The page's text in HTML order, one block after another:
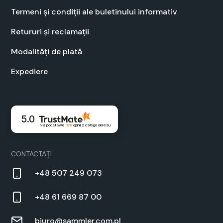
Ter­meni și condiții ale bulet­inu­lui infor­ma­tiv
Retu­ruri și recla­mații
Modal­ități de plată
Expe­diere
5.0
Na podstawie 88 opinii z całego okresu
CON­TAC­TAȚI
+48 507 249 073
+48 61 669 87 00
biuro@sammler.com.pl